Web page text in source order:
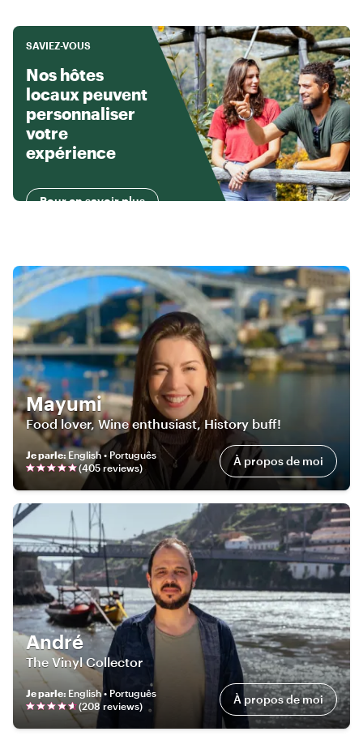
SAVIEZ-VOUS
Nos hôtes
locaux peuvent
personnaliser
votre
expérience
Pour en savoir plus
Mayumi
Food lover, Wine enthusiast, History buff!
Je parle: English • Português
(405 reviews) À propos de moi
André
The Vinyl Collector
Je parle: English • Português
(208reviews) À propos de moi